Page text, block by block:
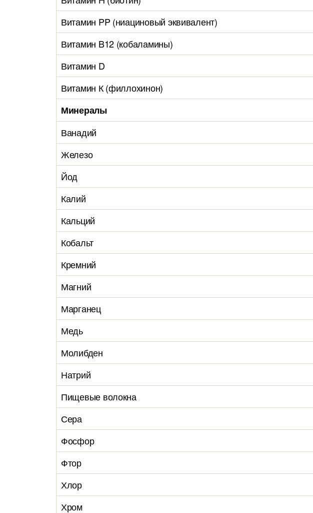
Витамин PP (ниациновый эквивалент)
Витамин B12 (кобаламины)
Витамин D
Витамин К (филлохинон)
Минералы
Ванадий
Железо
Йод
Калий
Кальций
Кобальт
Кремний
Магний
Марганец
Медь
Молибден
Натрий
Пищевые волокна
Сера
Фосфор
Фтор
Хлор
Хром